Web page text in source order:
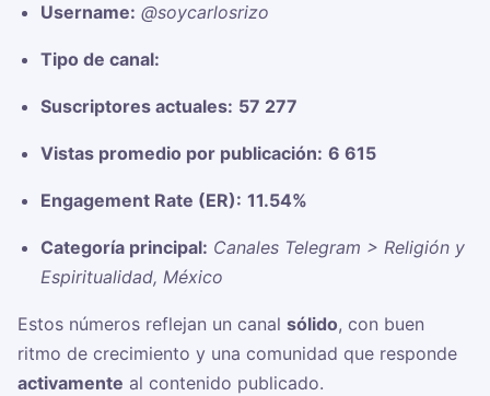
Username: @soycarlosrizo
Tipo de canal:
Suscriptores actuales: 57 277
Vistas promedio por publicación: 6 615
Engagement Rate (ER): 11.54%
Categoría principal: Canales Telegram > Religión y
Espiritualidad, México
Estos números reflejan un canal sólido, con buen
ritmo de crecimiento y una comunidad que responde
activamente al contenido publicado.